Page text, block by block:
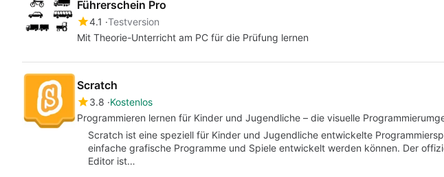
Führerschein Pro
4.1 Testversion
Mit Theorie-Unterricht am PC für die Prüfung lernen
Scratch
3.8 Kostenlos
Programmieren lernen für Kinder und Jugendliche – die visuelle
Scratch ist eine speziell für Kinder und Jugendliche entwickelte
einfache grafische Programme und Spiele entwickelt werden können. Der
Editor ist…